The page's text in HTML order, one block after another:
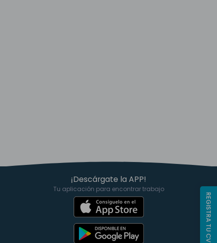
¡Descárgate la APP!
Tu aplicación para encontrar trabajo
REGISTRA TU CV